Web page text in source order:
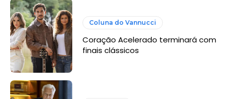
Coluna do Vannucci
Coração Acelerado terminará com
finais clássicos